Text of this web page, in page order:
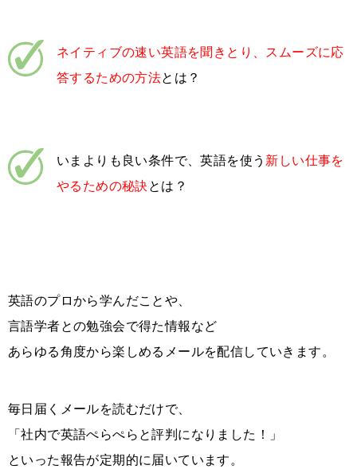
ネイティブの速い英語を聞きとり、スムーズに応
答するための方法とは？
いまよりも良い条件で、英語を使う 新しい仕事を
やるための秘訣とは？
英語のプロから学んだことや、
言語学者との勉強会で得た情報など
あらゆる角度から楽しめるメールを配信していきます。
毎日届くメールを読むだけで、
「社内で英語ぺらぺらと評判になりました！」
といった報告が定期的に届いています。